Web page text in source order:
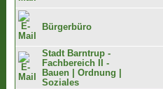
Bürgerbüro
Stadt Barntrup -
Fachbereich II -
Bauen | Ordnung |
Soziales